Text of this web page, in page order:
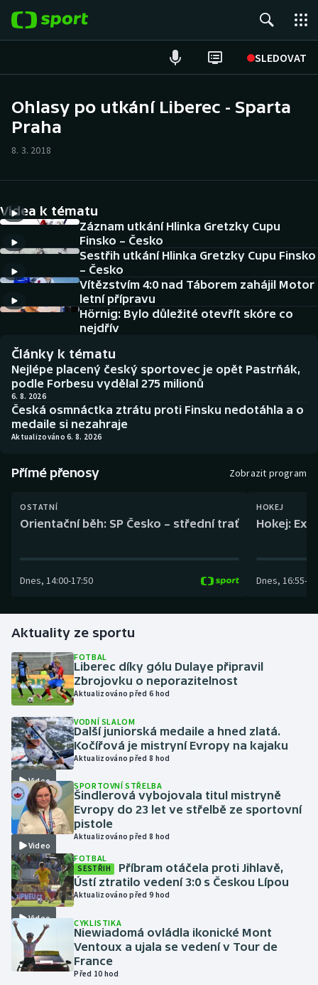
SLEDOVAT
Hokej
Cyklistika
DALŠÍ SPORTY
Americký fotbal
Baseball a softbal
Basketbal
Biatlon
Boby a skeleton
Box
Curling
Golf
Gymnastika
Házená
Jezdectví
Judo
Krasobruslení
Lezení
Lyže a snowboard
Moderní pětiboj
Motorsport
Olympijské hry
NEPŘEHLÉDNĚTE
Historické návraty
Aplikace ČT sport
AZ kvíz
Ohlasy po utkání Liberec - Sparta
Praha
8. 3. 2018
Videa k tématu
Záznam utkání Hlinka Gretzky Cupu
Finsko – Česko
Sestřih utkání Hlinka Gretzky Cupu Finsko
– Česko
Vítězstvím 4:0 nad Táborem zahájil Motor
letní přípravu
Hörnig: Bylo důležité otevřít skóre co
nejdřív
Články k tématu
Nejlépe placený český sportovec je opět Pastrňák,
podle Forbesu vydělal 275 milionů
6. 8. 2026
Česká osmnáctka ztrátu proti Finsku nedotáhla a o
medaile si nezahraje
Aktualizováno 6. 8. 2026
Přímé přenosy Zobrazit program
OSTATNÍ
Orientační běh: SP Česko – střední trať
Dnes, 14:00-17:50
HOKEJ
Hokej:
Dnes, 16:55-
Aktuality ze sportu
FOTBAL
Liberec díky gólu Dulaye připravil
Zbrojovku o neporazitelnost
Aktualizováno před 6 hod
Video
VODNÍ SLALOM
Další juniorská medaile a hned zlatá.
Kočířová je mistryní Evropy na kajaku
Aktualizováno před 8 hod
Video
SPORTOVNÍ STŘELBA
Šindlerová vybojovala titul mistryně
Evropy do 23 let ve střelbě ze sportovní
pistole
Aktualizováno před 8 hod
Video
FOTBAL
SESTŘIH
Příbram otáčela proti Jihlavě,
Ústí ztratilo vedení 3:0 s Českou Lípou
Aktualizováno před 9 hod
CYKLISTIKA
Niewiadomá ovládla ikonické Mont
Ventoux a ujala se vedení v Tour de
France
Před 10 hod